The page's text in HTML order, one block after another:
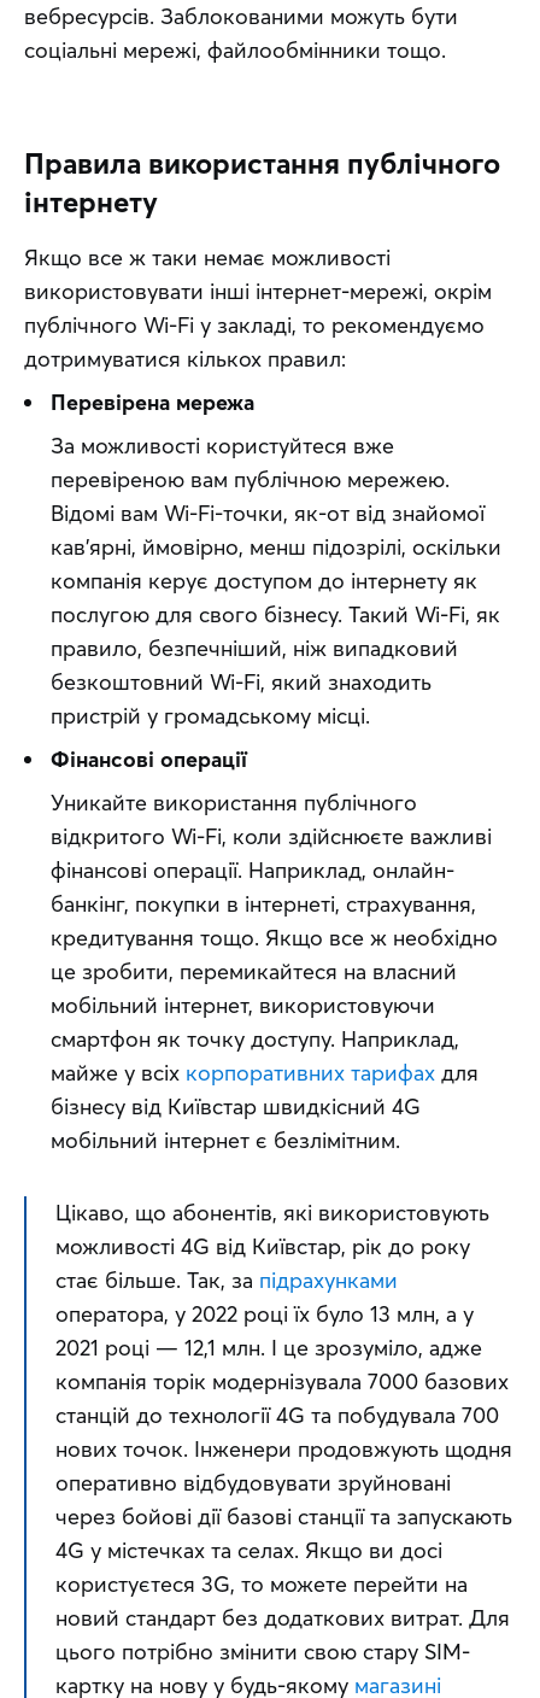
вебресурсів. Заблокованими можуть бути
соціальні мережі, файлообмінники тощо.
Правила використання публічного
інтернету
Якщо все ж таки немає можливості
використовувати інші інтернет-мережі, окрім
публічного Wi-Fi у закладі, то рекомендуємо
дотримуватися кількох правил:
Перевірена мережа
За можливості користуйтеся вже
перевіреною вам публічною мережею.
Відомі вам Wi-Fi-точки, як-от від знайомої
кав’ярні, ймовірно, менш підозрілі, оскільки
компанія керує доступом до інтернету як
послугою для свого бізнесу. Такий Wi-Fi, як
правило, безпечніший, ніж випадковий
безкоштовний Wi-Fi, який знаходить
пристрій у громадському місці.
Фінансові операції
Уникайте використання публічного
відкритого Wi-Fi, коли здійснюєте важливі
фінансові операції. Наприклад, онлайн-
банкінг, покупки в інтернеті, страхування,
кредитування тощо. Якщо все ж необхідно
це зробити, перемикайтеся на власний
мобільний інтернет, використовуючи
смартфон як точку доступу. Наприклад,
майже у всіх корпоративних тарифах для
бізнесу від Київстар швидкісний 4G
мобільний інтернет є безлімітним.
Цікаво, що абонентів, які використовують
можливості 4G від Київстар, рік до року
стає більше. Так, за підрахунками
оператора, у 2022 році їх було 13 млн, а у
2021 році — 12,1 млн. І це зрозуміло, адже
компанія торік модернізувала 7000 базових
станцій до технології 4G та побудувала 700
нових точок. Інженери продовжують щодня
оперативно відбудовувати зруйновані
через бойові дії базові станції та запускають
4G у містечках та селах. Якщо ви досі
користуєтеся 3G, то можете перейти на
новий стандарт без додаткових витрат. Для
цього потрібно змінити свою стару SIM-
картку на нову у будь-якому магазині